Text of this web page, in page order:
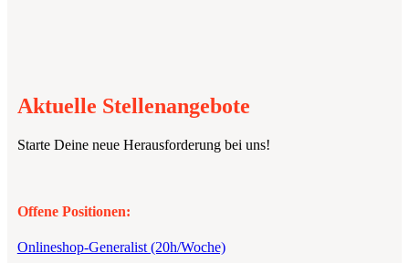
Aktuelle Stellenangebote
Starte Deine neue Herausforderung bei uns!
Offene Positionen:
Onlineshop-Generalist (20h/Woche)